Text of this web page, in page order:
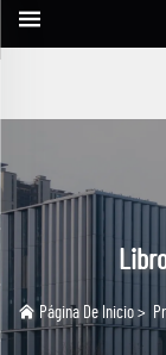
Página De Inicio >